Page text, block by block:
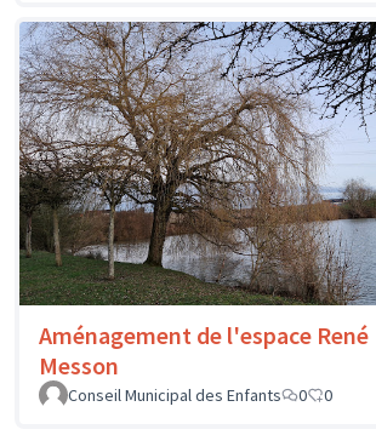
Aménagement de l'espace René
Messon
Conseil Municipal des Enfants
0 0